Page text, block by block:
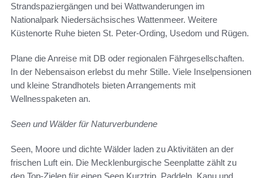
Strandspaziergängen und bei Wattwanderungen im
Nationalpark Niedersächsisches Wattenmeer. Weitere
Küstenorte Ruhe bieten St. Peter-Ording, Usedom und Rügen.
Plane die Anreise mit DB oder regionalen Fährgesellschaften.
In der Nebensaison erlebst du mehr Stille. Viele Inselpensionen
und kleine Strandhotels bieten Arrangements mit
Wellnesspaketen an.
Seen und Wälder für Naturverbundene
Seen, Moore und dichte Wälder laden zu Aktivitäten an der
frischen Luft ein. Die Mecklenburgische Seenplatte zählt zu
den Top-Zielen für einen Seen Kurztrip. Paddeln, Kanu und